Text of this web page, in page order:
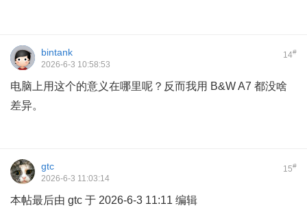
14#
bintank
2026-6-3 10:58:53
电脑上用这个的意义在哪里呢？反而我用 B&W A7 都没啥
差异。
15#
gtc
2026-6-3 11:03:14
本帖最后由 gtc 于 2026-6-3 11:11 编辑